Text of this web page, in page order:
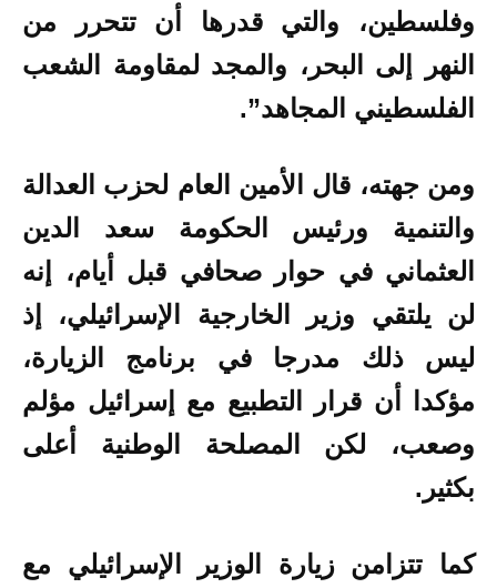
وفلسطين، والتي قدرها أن تتحرر من
النهر إلى البحر، والمجد لمقاومة الشعب
الفلسطيني المجاهد”.
ومن جهته، قال الأمين العام لحزب العدالة
والتنمية ورئيس الحكومة سعد الدين
العثماني في حوار صحافي قبل أيام، إنه
لن يلتقي وزير الخارجية الإسرائيلي، إذ
ليس ذلك مدرجا في برنامج الزيارة،
مؤكدا أن قرار التطبيع مع إسرائيل مؤلم
وصعب، لكن المصلحة الوطنية أعلى
بكثير.
كما تتزامن زيارة الوزير الإسرائيلي مع